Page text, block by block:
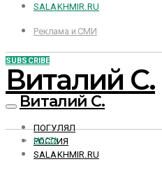
SALAKHMIR.RU
Реклама и СМИ
SUBSCRIBE
Виталий С.
Виталий С.
ПОГУЛЯЛ
РОССИЯ
SALAKHMIR.RU
МЕСТА